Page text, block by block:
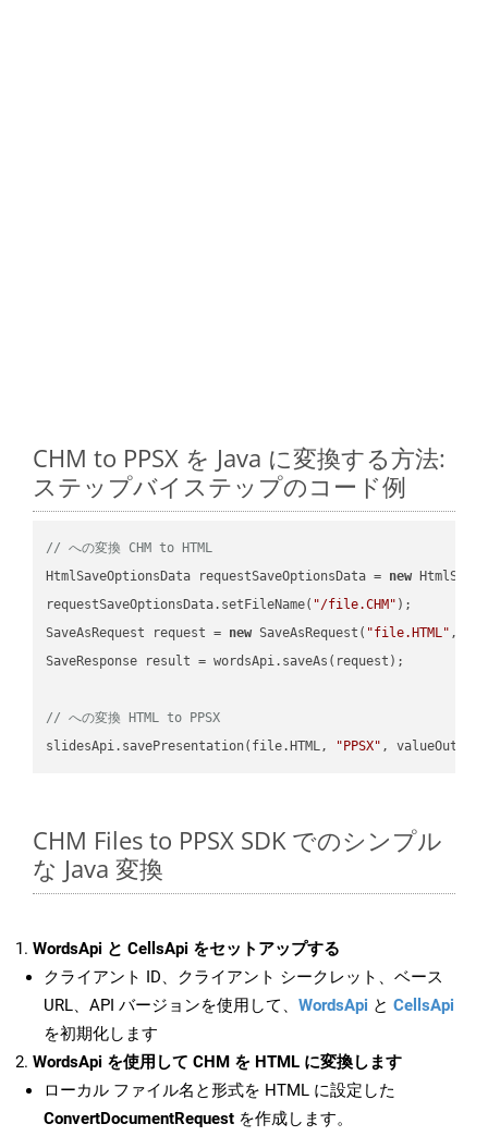
CHM to PPSX を Java に変換する方法:
ステップバイステップのコード例
// への変換 CHM to HTML
HtmlSaveOptionsData requestSaveOptionsData = new
requestSaveOptionsData.setFileName( "/file.CHM" );
SaveAsRequest request = new SaveAsRequest( "file.HTML"
SaveResponse result = wordsApi.saveAs(request);
// への変換 HTML to PPSX
slidesApi.savePresentation(file.HTML,
"PPSX"
CHM Files to PPSX SDK でのシンプル
な Java 変換
WordsApi と CellsApi をセットアップする
クライアント ID、クライアント シークレット、ベース
URL、API バージョンを使用して、 WordsApi と CellsApi
を初期化します
WordsApi を使用して CHM を HTML に変換します
ローカル ファイル名と形式を HTML に設定した
ConvertDocumentRequest を作成します。